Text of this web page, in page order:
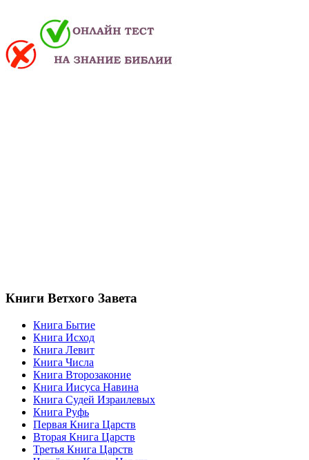
Книги Ветхого Завета
Книга Бытие
Книга Исход
Книга Левит
Книга Числа
Книга Второзаконие
Книга Иисуса Навина
Книга Судей Израилевых
Книга Руфь
Первая Книга Царств
Вторая Книга Царств
Третья Книга Царств